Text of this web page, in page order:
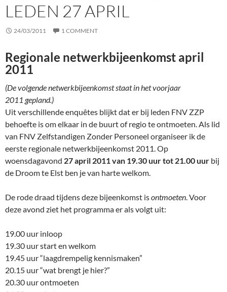
LEDEN 27 APRIL
24/03/2011 1 COMMENT
Regionale netwerkbijeenkomst april
2011
(De volgende netwerkbijeenkomst staat in het voorjaar
2011 gepland.)
Uit verschillende enquêtes blijkt dat er bij leden FNV ZZP
behoefte is om elkaar in de buurt of regio te ontmoeten. Als lid
van FNV Zelfstandigen Zonder Personeel organiseer ik de
eerste regionale netwerkbijeenkomst 2011. Op
woensdagavond 27 april 2011 van 19.30 uur tot 21.00 uur bij
de Droom te Elst ben je van harte welkom.
De rode draad tijdens deze bijeenkomst isontmoeten. Voor
deze avond ziet het programma er als volgt uit:
19.00 uur inloop
19.30 uur start en welkom
19.45 uur “laagdrempelig kennismaken”
20.15 uur “wat brengt je hier?”
20.30 uur ontmoeten